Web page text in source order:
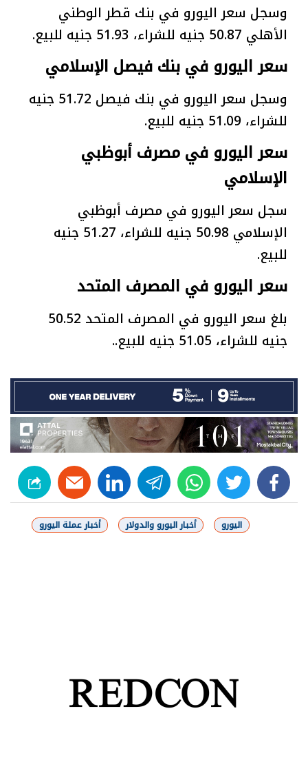
وسجل سعر اليورو في بنك قطر الوطني
الأهلي 50.87 جنيه للشراء، 51.93 جنيه للبيع.
سعر اليورو في بنك فيصل الإسلامي
وسجل سعر اليورو في بنك فيصل 51.72 جنيه
للشراء، 51.09 جنيه للبيع.
سعر اليورو في مصرف أبوظبي
الإسلامي
سجل سعر اليورو في مصرف أبوظبي
الإسلامي 50.98 جنيه للشراء، 51.27 جنيه
للبيع.
سعر اليورو في المصرف المتحد
بلغ سعر اليورو في المصرف المتحد 50.52
جنيه للشراء، 51.05 جنيه للبيع..
facebook
twitter
whats
telegram
linkedin
اليورو أخبار اليورو والدولار أخبار عملة اليورو